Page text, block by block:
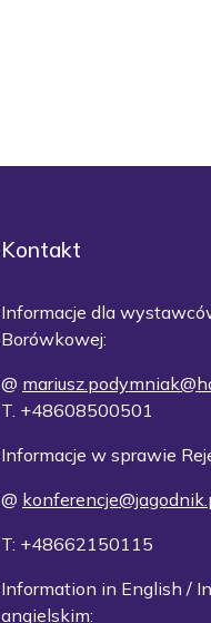
Kontakt
Informacje dla
Borówkowej:
@
T. +48608500501
Informacje w sprawie
@
T: +48662150115
Information in English /
angielskim: